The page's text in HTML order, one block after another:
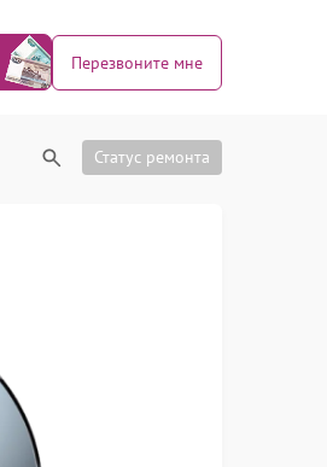
Перезвоните мне
Статус ремонта